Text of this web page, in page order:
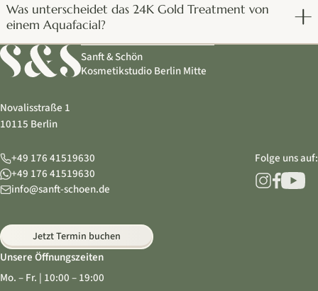
Was unterscheidet das 24K Gold Treatment von
einem Aquafacial?
Sanft & Schön
Kosmetikstudio Berlin Mitte
Novalisstraße 1
10115 Berlin
+49 176 41519630
+49 176 41519630
info@sanft-schoen.de
Folge uns auf:
Unsere Öffnungszeiten
Mo. – Fr. | 10:00 – 19:00
Jetzt Termin buchen